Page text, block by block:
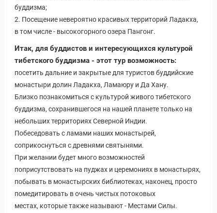
буддизма;
2. Посещение невероятно красивых территорий Ладакха,
в том числе - высокогорного озера Пангонг.
Итак, для буддистов и интересующихся культурой
тибетского буддизма - этот тур возможность:
посетить дальние и закрытые для туристов буддийские
монастыри долин Ладакха, Ламаюру и Да Хану.
Близко познакомиться с культурой живого тибетского
буддизма, сохранившегося на нашей планете только на
небольших территориях Северной Индии.
Побеседовать с ламами наших монастырей,
соприкоснуться с древнями святынями.
При желании будет много возможностей
поприсутствовать на пуджах и церемониях в монастырях,
побывать в монастырских библиотеках, наконец, просто
помедитировать в очень чистых потоковых
местах, которые также называют - Местами Силы.